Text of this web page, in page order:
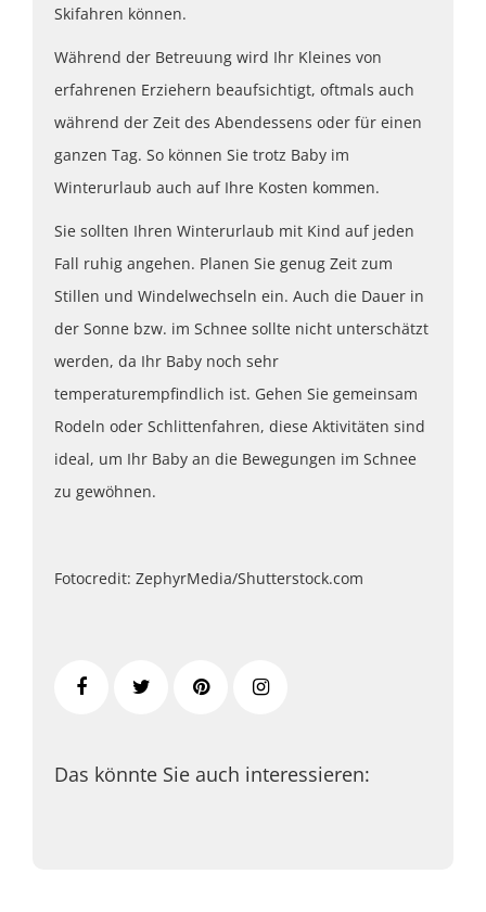
Skifahren können.
Während der Betreuung wird Ihr Kleines von
erfahrenen Erziehern beaufsichtigt, oftmals auch
während der Zeit des Abendessens oder für einen
ganzen Tag. So können Sie trotz Baby im
Winterurlaub auch auf Ihre Kosten kommen.
Sie sollten Ihren Winterurlaub mit Kind auf jeden
Fall ruhig angehen. Planen Sie genug Zeit zum
Stillen und Windelwechseln ein. Auch die Dauer in
der Sonne bzw. im Schnee sollte nicht unterschätzt
werden, da Ihr Baby noch sehr
temperaturempfindlich ist. Gehen Sie gemeinsam
Rodeln oder Schlittenfahren, diese Aktivitäten sind
ideal, um Ihr Baby an die Bewegungen im Schnee
zu gewöhnen.
Fotocredit: ZephyrMedia/Shutterstock.com
Das könnte Sie auch interessieren: